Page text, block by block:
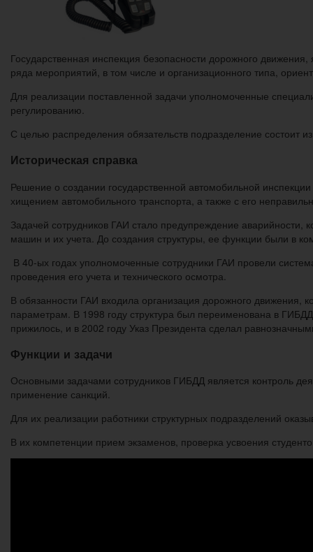
Государственная инспекция безопасности дорожного
ряда мероприятий, в том числе и организационного типа,
Для реализации поставленной задачи уполномоченные
регулированию.
С целью распределения обязательств подразделение состоит
Историческая справка
Решение о создании государственной автомобильной
хищением автомобильного транспорта, а также с его
Задачей сотрудников ГАИ стало предупреждение аварийности,
машин и их учета. До создания структуры, ее функции были в
В 40-ых годах уполномоченные сотрудники ГАИ провели
проведения его учета и технического осмотра.
В обязанности ГАИ входила организация дорожного движения,
параметрам. В 1998 году структура был переименована в
прижилось, и в 2002 году Указ Президента сделал
Функции и задачи
Основными задачами сотрудников ГИБДД является контроль
применение санкций.
Для их реализации работники структурных подразделений
В их компетенции прием экзаменов, проверка усвоения